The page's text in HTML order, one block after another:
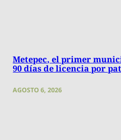
Metepec, el primer
90 días de licencia por
AGOSTO 6, 2026